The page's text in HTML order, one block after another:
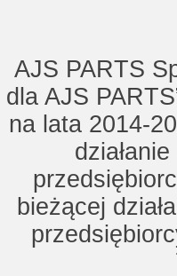
AJS PARTS
dla AJS
na lata 2014-
bieżącej